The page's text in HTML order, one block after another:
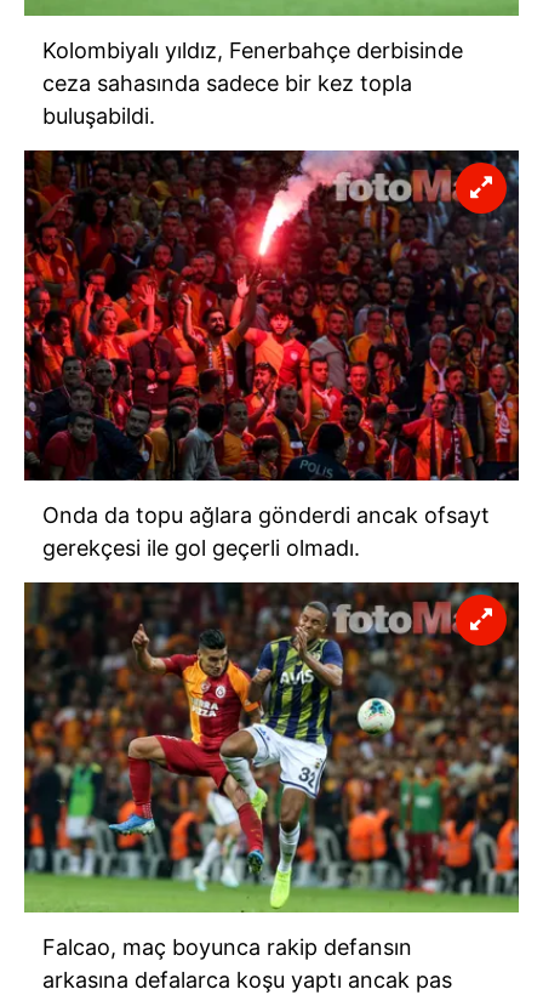
Kolombiyalı yıldız, Fenerbahçe derbisinde
ceza sahasında sadece bir kez topla
buluşabildi.
Onda da topu ağlara gönderdi ancak ofsayt
gerekçesi ile gol geçerli olmadı.
Falcao, maç boyunca rakip defansın
arkasına defalarca koşu yaptı ancak pas